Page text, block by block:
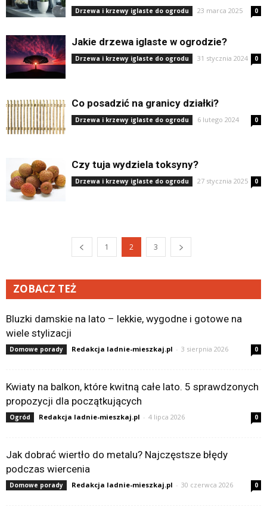
Drzewa i krzewy iglaste do ogrodu 23 marca 2025 0
Jakie drzewa iglaste w ogrodzie?
Drzewa i krzewy iglaste do ogrodu 31 stycznia 2024 0
Co posadzić na granicy działki?
Drzewa i krzewy iglaste do ogrodu 6 lutego 2024 0
Czy tuja wydziela toksyny?
Drzewa i krzewy iglaste do ogrodu 27 stycznia 2025 0
1 2 3
ZOBACZ TEŻ
Bluzki damskie na lato – lekkie, wygodne i gotowe na
wiele stylizacji
Domowe porady Redakcja ladnie-mieszkaj.pl - 3 sierpnia 2026 0
Kwiaty na balkon, które kwitną całe lato. 5 sprawdzonych
propozycji dla początkujących
Ogród Redakcja ladnie-mieszkaj.pl - 4 lipca 2026 0
Jak dobrać wiertło do metalu? Najczęstsze błędy
podczas wiercenia
Domowe porady Redakcja ladnie-mieszkaj.pl - 30 czerwca 2026 0